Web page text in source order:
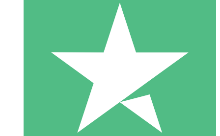
Individuele Creditpakketten
Betaal per gebruik met downloadtegoeden. Geen maandelijkse
1000